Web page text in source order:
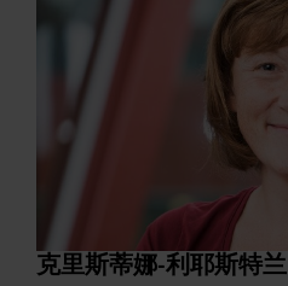
克里斯蒂娜-利耶斯特兰